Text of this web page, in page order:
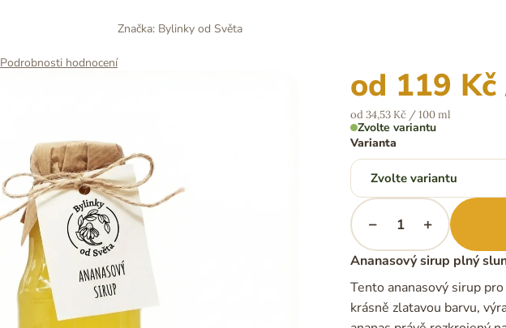
Podrobnosti hodnocení
Značka: Bylinky od Světa
od 119 Kč
Měrná
cena:
od 34,53 Kč / 100 ml
Zvolte variantu
Varianta
+
−
Ananasový sirup plný
Tento ananasový sirup
krásně zlatavou barvu,